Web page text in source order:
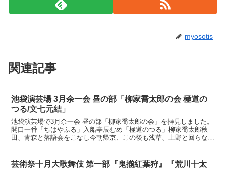
myosotis
関連記事
池袋演芸場 3月余一会 昼の部「柳家喬太郎の会 極道の
つる/文七元結」
池袋演芸場で3月余一会 昼の部「柳家喬太郎の会」を拝見しました。
開口一番「ちはやふる」入船亭辰むめ「極道のつる」柳家喬太郎秋
田、青森と落語会をこなし今朝帰京、この後も浅草、上野と回らなと
芸術祭十月大歌舞伎 第一部『鬼揃紅葉狩』『荒川十太